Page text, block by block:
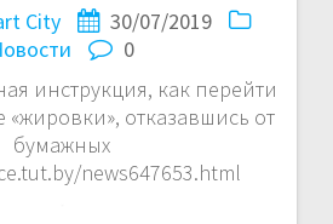
City
30/07/2019
0
инструкция, как перейти
«жировки», отказавшись от
бумажных
news647653.html